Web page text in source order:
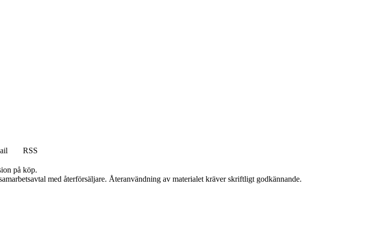
RSS
på köp.
med återförsäljare. Återanvändning av materialet kräver skriftligt godkännande.